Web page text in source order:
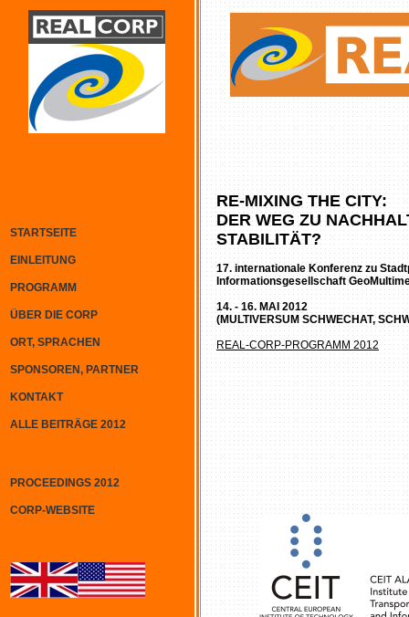
STARTSEITE
EINLEITUNG
PROGRAMM
ÜBER DIE CORP
ORT, SPRACHEN
SPONSOREN, PARTNER
KONTAKT
ALLE BEITRÄGE 2012
PROCEEDINGS 2012
CORP-WEBSITE
RE-MIXING THE CITY:
DER WEG ZU
STABILITÄT?
17. internationale Konferenz zu
Informationsgesellschaft
14. - 16. MAI 2012
(MULTIVERSUM SCHWECHAT,
REAL-CORP-PROGRAMM 2012